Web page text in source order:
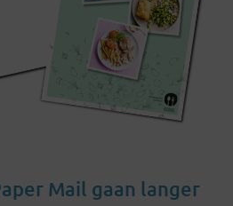
Mail gaan langer